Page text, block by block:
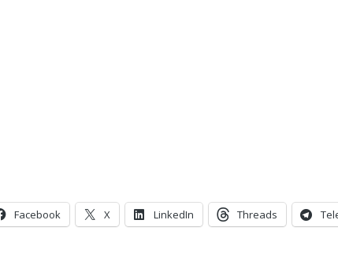
Facebook X LinkedIn Threads